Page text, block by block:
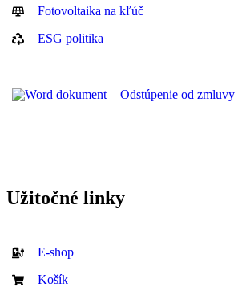
Fotovoltaika na kľúč
ESG politika
Odstúpenie od
Užitočné linky
E-shop
Košík